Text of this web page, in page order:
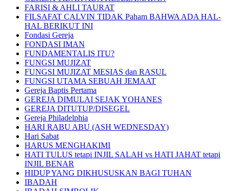
FARISI & AHLI TAURAT
FILSAFAT CALVIN TIDAK Paham BAHWA ADA HAL-
HAL BERIKUT INI
Fondasi Gereja
FONDASI IMAN
FUNDAMENTALIS ITU?
FUNGSI MUJIZAT
FUNGSI MUJIZAT MESIAS dan RASUL
FUNGSI UTAMA SEBUAH JEMAAT
Gereja Baptis Pertama
GEREJA DIMULAI SEJAK YOHANES
GEREJA DITUTUP/DISEGEL
Gereja Philadelphia
HARI RABU ABU (ASH WEDNESDAY)
Hari Sabat
HARUS MENGHAKIMI
HATI TULUS tetapi INJIL SALAH vs HATI JAHAT tetapi
INJIL BENAR
HIDUP YANG DIKHUSUSKAN BAGI TUHAN
IBADAH